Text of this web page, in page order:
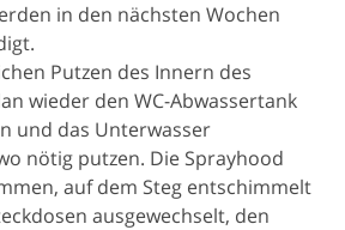
in den nächsten Wochen
Putzen des Innern des
wieder den WC-Abwassertank
und das Unterwasser
nötig putzen. Die Sprayhood
auf dem Steg entschimmelt
ausgewechselt, den